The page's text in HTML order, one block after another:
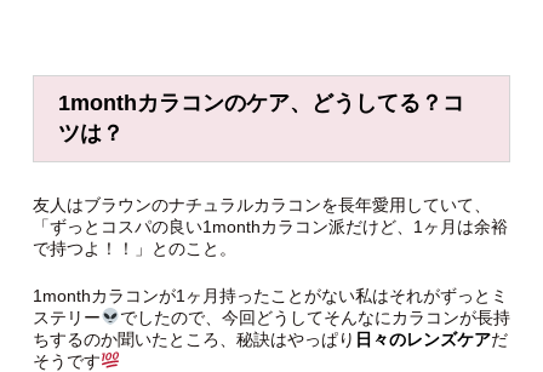
1monthカラコンのケア、どうしてる？コ
ツは？
友人はブラウンのナチュラルカラコンを長年愛用していて、
「ずっとコスパの良い1monthカラコン派だけど、1ヶ月は余裕
で持つよ！！」とのこと。
1monthカラコンが1ヶ月持ったことがない私はそれがずっとミ
ステリー
でしたので、今回どうしてそんなにカラコンが長持
ちするのか聞いたところ、秘訣はやっぱり 日々のレンズケアだ
そうです